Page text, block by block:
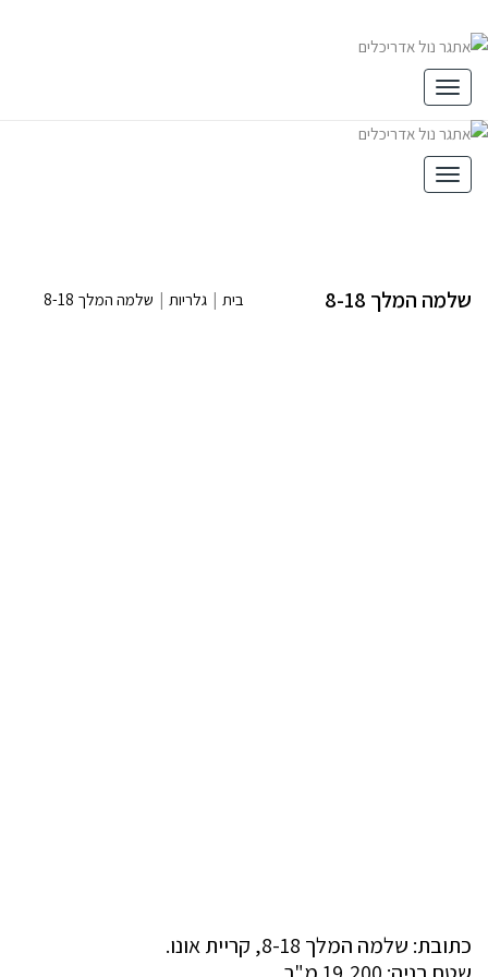
תפריט
תפריט
שלמה המלך 8-18 בית | גלריות | שלמה המלך 8-18
כתובת: שלמה המלך 8-18, קריית אונו.